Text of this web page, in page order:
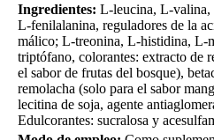
Ingredientes: L-leucina, L-
L-fenilalanina, reguladores de la
málico; L-treonina, L-histidina, L-
triptófano, colorantes: extracto de
el sabor de frutas del bosque),
remolacha (solo para el sabor
lecitina de soja, agente
Edulcorantes: sucralosa y